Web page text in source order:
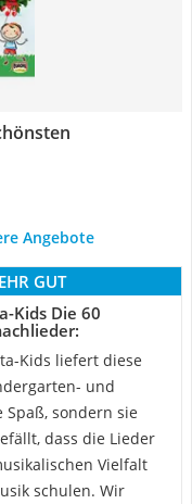
Angebote
GUT
Kids Die 60
Kids liefert diese
und
sondern sie
dass die Lieder
Vielfalt
schulen. Wir